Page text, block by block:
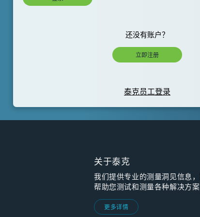
还没有账户？
立即注册
泰克员工登录
关于泰克
我们提供专业的测量洞见信息
帮助您测试和测量各种解决方
更多详情